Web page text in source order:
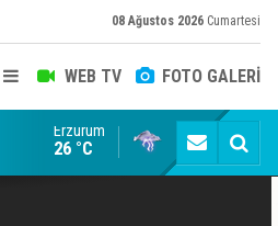
08 Ağustos 2026 Cumartesi
WEB TV FOTO GALERİ
Ömer Arda U20 Millî Takım
Erzurum
26 °C